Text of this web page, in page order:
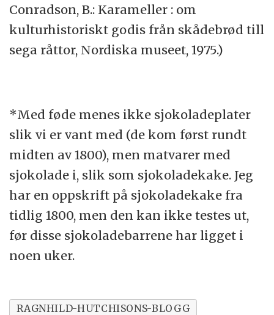
Conradson, B.: Karameller : om
kulturhistoriskt godis från skådebrød till
sega råttor, Nordiska museet, 1975.)
*Med føde menes ikke sjokoladeplater
slik vi er vant med (de kom først rundt
midten av 1800), men matvarer med
sjokolade i, slik som sjokoladekake. Jeg
har en oppskrift på sjokoladekake fra
tidlig 1800, men den kan ikke testes ut,
før disse sjokoladebarrene har ligget i
noen uker.
RAGNHILD-HUTCHISONS-BLOGG